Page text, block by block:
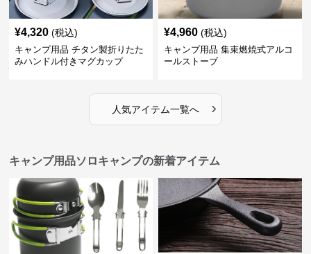
¥4,320 (税込)
キャンプ用品 チタン製折りたた
みハンドル付きマグカップ
¥4,960 (税込)
キャンプ用品 集束燃焼式アルコ
ールストーブ
人気アイテム一覧へ ›
キャンプ用品ソロキャンプの新着アイテム